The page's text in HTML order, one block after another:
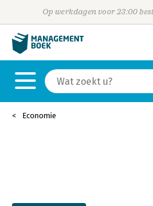
Op werkdagen voor 23:00
Economie